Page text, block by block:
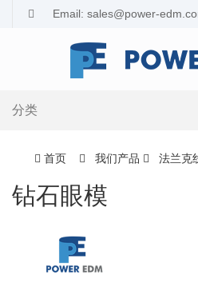
Email: sales@power-
分类
首页 我们产品 法兰克
钻石眼模